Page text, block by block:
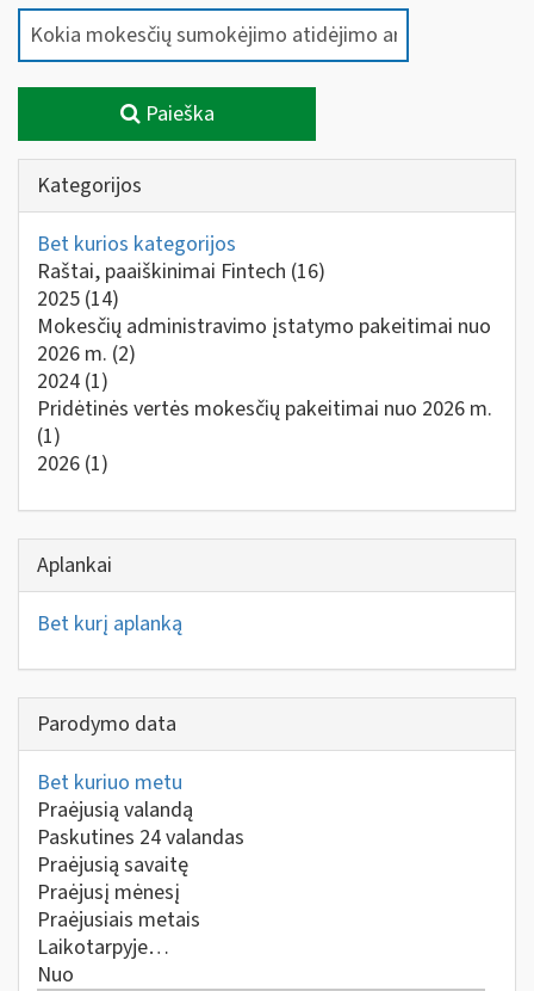
Paieška
Kategorijos
Bet kurios kategorijos
Raštai, paaiškinimai Fintech (16)
2025 (14)
Mokesčių administravimo įstatymo pakeitimai nuo
2026 m. (2)
2024 (1)
Pridėtinės vertės mokesčių pakeitimai nuo 2026 m.
(1)
2026 (1)
Aplankai
Bet kurį aplanką
Parodymo data
Bet kuriuo metu
Praėjusią valandą
Paskutines 24 valandas
Praėjusią savaitę
Praėjusį mėnesį
Praėjusiais metais
Laikotarpyje…
Nuo